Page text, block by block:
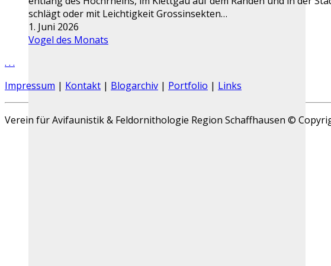
schlägt oder mit Leichtigkeit Grossinsekten…
1. Juni 2026
Vogel des Monats
. . .
Impressum | Kontakt | Blogarchiv | Portfolio | Links
Verein für Avifaunistik & Feldornithologie Region Schaffhausen ©